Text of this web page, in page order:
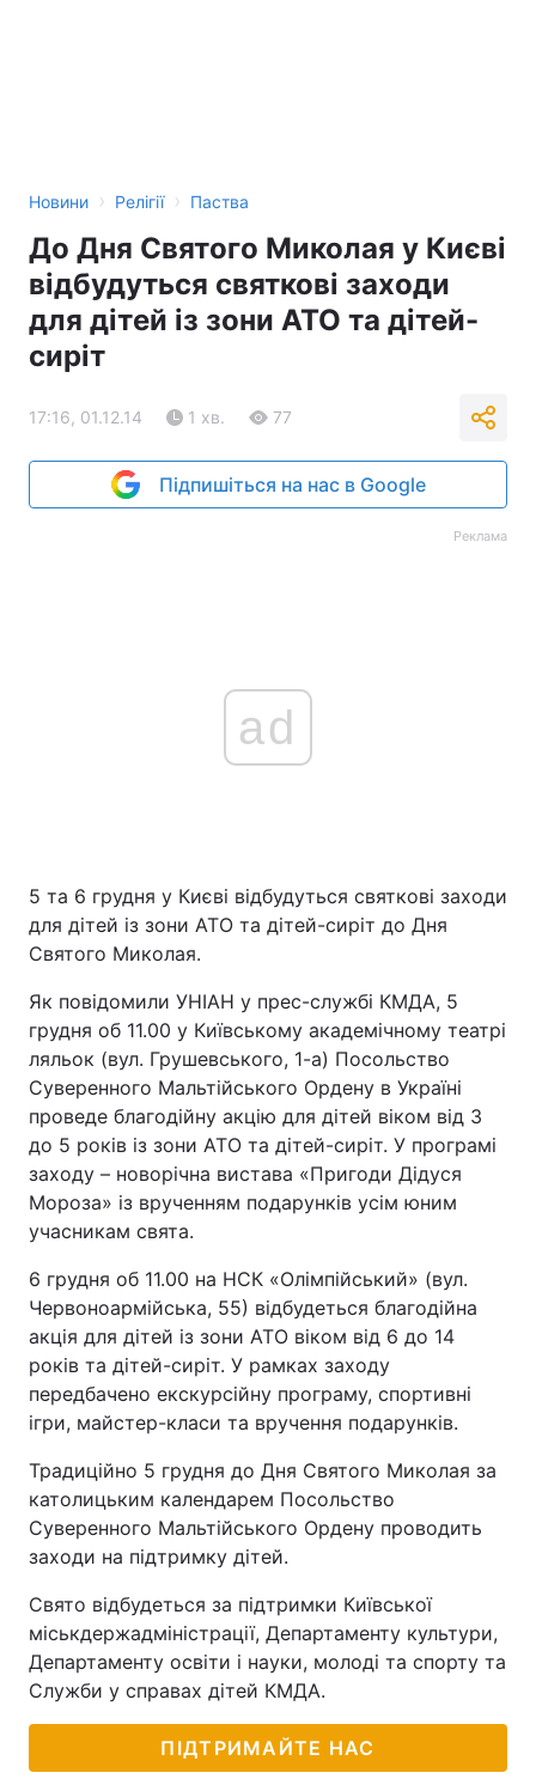
Новини › Релігії › Паства
До Дня Святого Миколая у Києві
відбудуться святкові заходи
для дітей із зони АТО та дітей-
сиріт
17:16, 01.12.14 1 хв. 77
Підпишіться на нас в Google
Реклама
ad
5 та 6 грудня у Києві відбудуться святкові заходи
для дітей із зони АТО та дітей-сиріт до Дня
Святого Миколая.
Як повідомили УНІАН у прес-службі КМДА, 5
грудня об 11.00 у Київському академічному театрі
ляльок (вул. Грушевського, 1-а) Посольство
Суверенного Мальтійського Ордену в Україні
проведе благодійну акцію для дітей віком від 3
до 5 років із зони АТО та дітей-сиріт. У програмі
заходу – новорічна вистава «Пригоди Дідуся
Мороза» із врученням подарунків усім юним
учасникам свята.
6 грудня об 11.00 на НСК «Олімпійський» (вул.
Червоноармійська, 55) відбудеться благодійна
акція для дітей із зони АТО віком від 6 до 14
років та дітей-сиріт. У рамках заходу
передбачено екскурсійну програму, спортивні
ігри, майстер-класи та вручення подарунків.
Традиційно 5 грудня до Дня Святого Миколая за
католицьким календарем Посольство
Суверенного Мальтійського Ордену проводить
заходи на підтримку дітей.
Свято відбудеться за підтримки Київської
міськдержадміністрації, Департаменту культури,
Департаменту освіти і науки, молоді та спорту та
Служби у справах дітей КМДА.
ПІДТРИМАЙТЕ НАС